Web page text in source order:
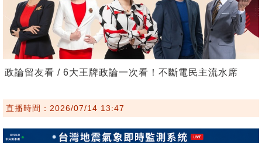
政論留友看 / 6大王牌政論一次看！不斷電民主流水席
直播時間：2026/07/14 13:47